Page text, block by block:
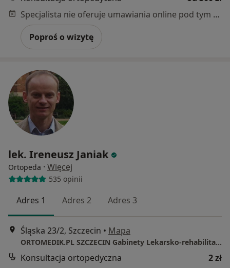
Specjalista nie oferuje umawiania online pod tym adresem.
Poproś o wizytę
lek. Ireneusz Janiak
Ortopeda · Więcej
535 opinii
Adres 1 Adres 2 Adres 3
Śląska 23/2, Szczecin • Mapa
ORTOMEDIK.PL SZCZECIN Gabinety Lekarsko-rehabilitacyjne
Konsultacja ortopedyczna
2 zł